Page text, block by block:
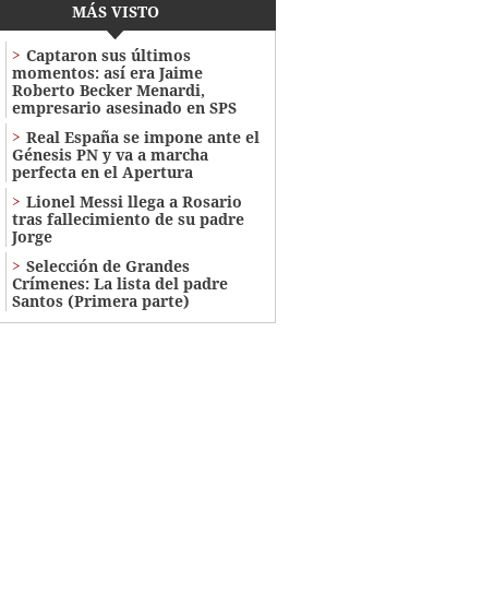
MÁS VISTO
Captaron sus últimos
momentos: así era Jaime
Roberto Becker Menardi​​​,
empresario asesinado en SPS
Real España se impone ante el
Génesis PN y va a marcha
perfecta en el Apertura
Lionel Messi llega a Rosario
tras fallecimiento de su padre
Jorge
Selección de Grandes
Crímenes: La lista del padre
Santos (Primera parte)